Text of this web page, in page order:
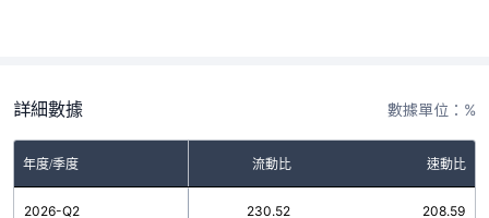
詳細數據 數據單位：%
年度/季度 流動比 速動比
2026-Q2 230.52 208.59